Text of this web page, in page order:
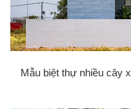
Mẫu biệt thự nhiều cây